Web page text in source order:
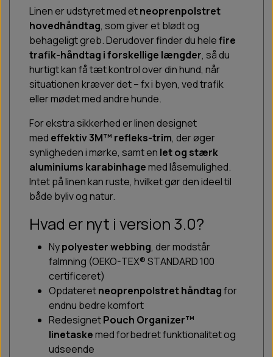
Linen er udstyret med etneoprenpolstret
hovedhåndtag, som giver et blødt og
behageligt greb. Derudover finder du helefire
trafik-håndtag i forskellige længder, så du
hurtigt kan få tæt kontrol over din hund, når
situationen kræver det – fx i byen, ved trafik
eller mødet med andre hunde.
For ekstra sikkerhed er linen designet
med effektiv 3M™ refleks-trim, der øger
synligheden i mørke, samt en let og stærk
aluminiums karabinhagemed låsemulighed.
Intet på linen kan ruste, hvilket gør den ideel til
både byliv og natur.
Hvad er nyt i version 3.0?
Nypolyester webbing, der modstår
falmning (OEKO-TEX® STANDARD 100
certificeret)
Opdateretneoprenpolstret håndtagfor
endnu bedre komfort
RedesignetPouch Organizer™
linetaskemed forbedret funktionalitet og
udseende